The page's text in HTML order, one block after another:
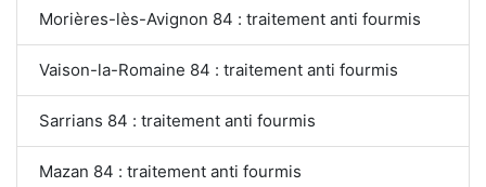
Morières-lès-Avignon 84 : traitement anti fourmis
Vaison-la-Romaine 84 : traitement anti fourmis
Sarrians 84 : traitement anti fourmis
Mazan 84 : traitement anti fourmis